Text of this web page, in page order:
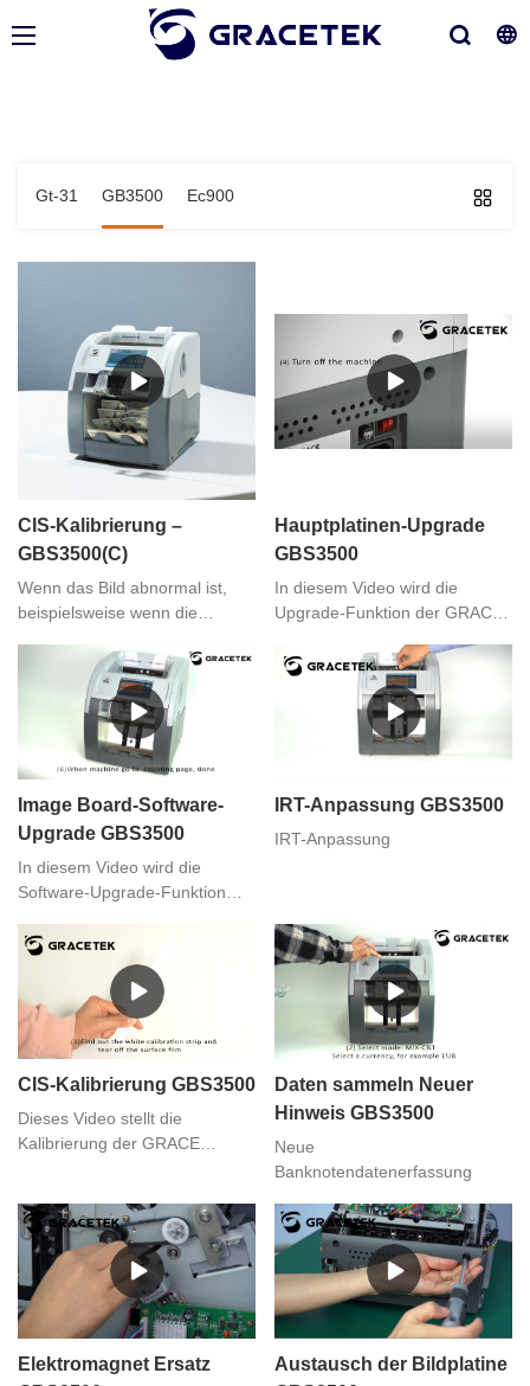
Gt-31 GB3500 Ec900
CIS-Kalibrierung –
GBS3500(C)
Wenn das Bild abnormal ist,
beispielsweise wenn die
zu hell sind, sollte das CIS
korrigiert werden.
Hauptplatinen-Upgrade
GBS3500
In diesem Video wird die
Upgrade-Funktion der GRACE-
sortierer GBS3500
Hauptplatine vorgestellt. Wenn
Sie Bedarf haben, können Sie
uns kontaktieren
Image Board-Software-
Upgrade GBS3500
In diesem Video wird die
Software-Upgrade-Funktion
Banknotenwertzählers und -
sortierers GBS3500 Image
Board vorgestellt. Wenn Sie
Bedarf haben, können Sie uns
kontaktieren
IRT-Anpassung GBS3500
IRT-Anpassung
CIS-Kalibrierung GBS3500
Dieses Video stellt die
Kalibrierung der GRACE
vor,Wenn Sie irgendwelche
Bedürfnisse haben, können Sie
uns kontaktieren
Daten sammeln Neuer
Hinweis GBS3500
Neue
Banknotendatenerfassung
Elektromagnet Ersatz
Austausch der Bildplatine